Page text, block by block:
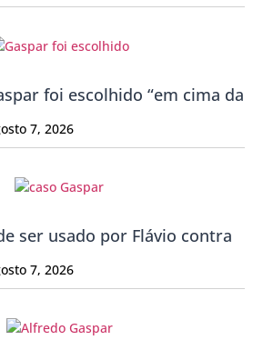
foi escolhido “em cima da
7, 2026
ser usado por Flávio contra
7, 2026